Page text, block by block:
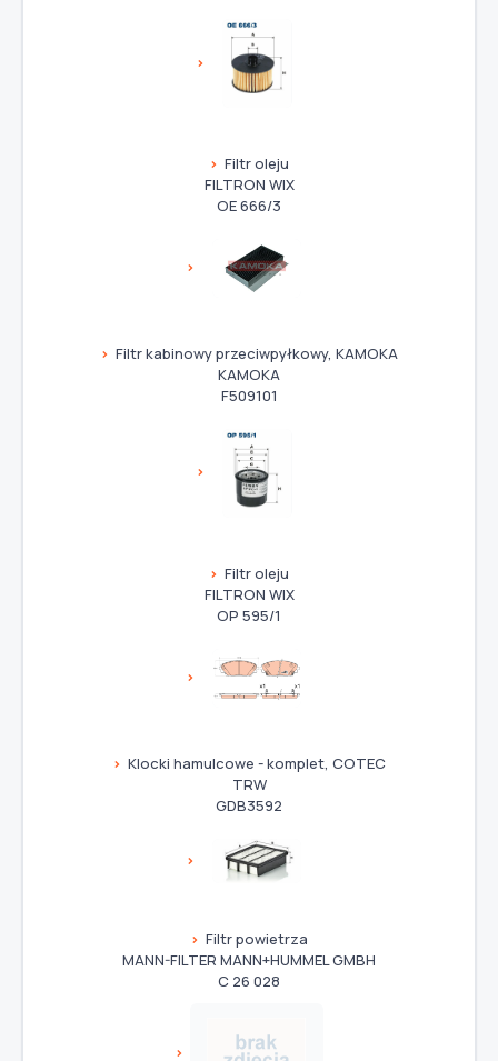
Filtr oleju
FILTRON WIX
OE 666/3
Filtr kabinowy przeciwpyłkowy, KAMOKA
KAMOKA
F509101
Filtr oleju
FILTRON WIX
OP 595/1
Klocki hamulcowe - komplet, COTEC
TRW
GDB3592
Filtr powietrza
MANN-FILTER MANN+HUMMEL GMBH
C 26 028